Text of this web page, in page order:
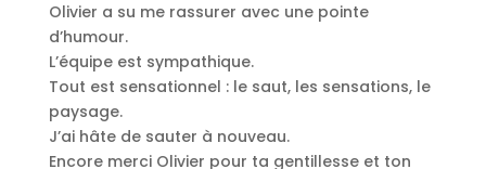
Olivier a su me rassurer avec une pointe
d’humour.
L’équipe est sympathique.
Tout est sensationnel : le saut, les sensations, le
paysage.
J’ai hâte de sauter à nouveau.
Encore merci Olivier pour ta gentillesse et ton